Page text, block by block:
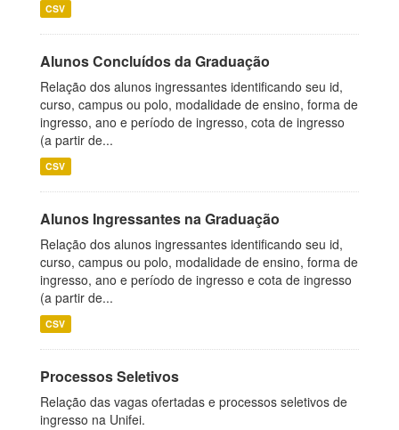
CSV
Alunos Concluídos da Graduação
Relação dos alunos ingressantes identificando seu id,
curso, campus ou polo, modalidade de ensino, forma de
ingresso, ano e período de ingresso, cota de ingresso
(a partir de...
CSV
Alunos Ingressantes na Graduação
Relação dos alunos ingressantes identificando seu id,
curso, campus ou polo, modalidade de ensino, forma de
ingresso, ano e período de ingresso e cota de ingresso
(a partir de...
CSV
Processos Seletivos
Relação das vagas ofertadas e processos seletivos de
ingresso na Unifei.